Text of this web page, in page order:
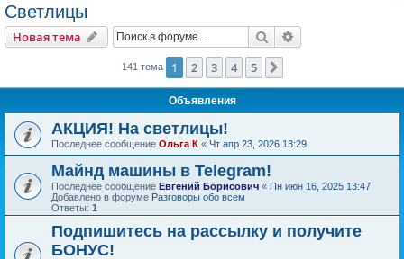
Светлицы
Новая тема Поиск
141 тема 1 2 3 4 5
Объявления
АКЦИЯ! На светлицы!
Последнее сообщение Ольга К « Чт апр 23, 2026 13:29
Майнд машины в Telegram!
Последнее сообщение Евгений Борисович « Пн июн 16, 2025 13:47
Добавлено в форуме Разговоры обо всем
Ответы: 1
Подпишитесь на рассылку и получите
БОНУС!